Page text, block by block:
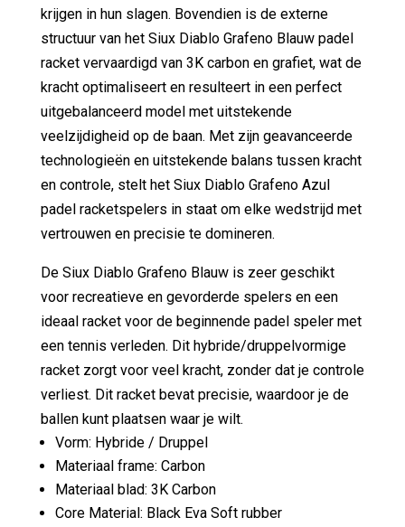
krijgen in hun slagen. Bovendien is de externe
structuur van het Siux Diablo Grafeno Blauw padel
racket vervaardigd van 3K carbon en grafiet, wat de
kracht optimaliseert en resulteert in een perfect
uitgebalanceerd model met uitstekende
veelzijdigheid op de baan. Met zijn geavanceerde
technologieën en uitstekende balans tussen kracht
en controle, stelt het Siux Diablo Grafeno Azul
padel racketspelers in staat om elke wedstrijd met
vertrouwen en precisie te domineren.
De Siux Diablo Grafeno Blauw is zeer geschikt
voor recreatieve en gevorderde spelers en een
ideaal racket voor de beginnende padel speler met
een tennis verleden. Dit hybride/druppelvormige
racket zorgt voor veel kracht, zonder dat je controle
verliest. Dit racket bevat precisie, waardoor je de
ballen kunt plaatsen waar je wilt.
Vorm: Hybride / Druppel
Materiaal frame: Carbon
Materiaal blad: 3K Carbon
Core Material: Black Eva Soft rubber